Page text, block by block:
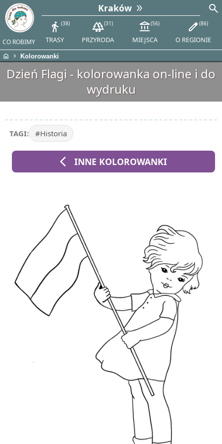
CO ROBIMY
Kraków
directions_walk 38
TRASY
forest 31
PRZYRODA
account_balance 56
MIEJSCA
edit 86
O REGIONIE
search
home chevron_right Kolorowanki
Dzień Flagi - kolorowanka on-line i do
wydruku
TAGI: #Historia
arrow_back_ios INNE KOLOROWANKI